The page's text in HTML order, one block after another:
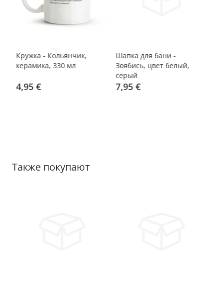
Кружка - Кольянчик,
керамика, 330 мл
4,95 €
Шапка для бани -
Зоябись, цвет белый,
серый
7,95 €
Также покупают